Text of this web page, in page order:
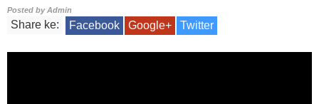
Posted byAdmin
Share ke: Facebook Google+ Twitter